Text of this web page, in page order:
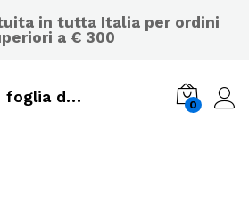
in tutta Italia per ordini
a € 300
Ciotola Bio in foglia di palma “Small Boat” SDG 300 pz. 0